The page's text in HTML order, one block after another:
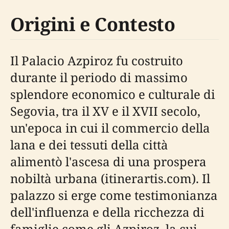
Origini e Contesto
Il Palacio Azpiroz fu costruito
durante il periodo di massimo
splendore economico e culturale di
Segovia, tra il XV e il XVII secolo,
un'epoca in cui il commercio della
lana e dei tessuti della città
alimentò l'ascesa di una prospera
nobiltà urbana (itinerartis.com). Il
palazzo si erge come testimonianza
dell'influenza e della ricchezza di